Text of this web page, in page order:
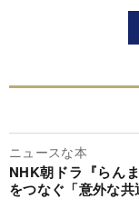
ニュースな本
NHK朝ドラ『らん
をつなぐ「意外な共